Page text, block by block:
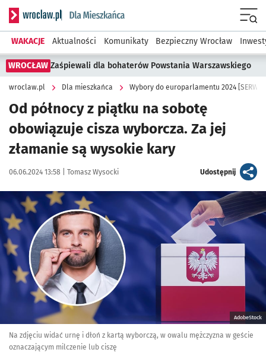
Serwis informacyjny wroclaw.pl podserwis: Dla mieszkańca
WAKACJE Aktualności Komunikaty Bezpieczny Wrocław
WROCŁAW Zaśpiewali dla bohaterów Powstania Warszawskiego
wroclaw.pl Dla mieszkańca Wybory do europarlamentu 2024 [SERWIS
Od północy z piątku na sobotę
obowiązuje cisza wyborcza. Za jej
złamanie są wysokie kary
Data publikacji:
06.06.2024 13:58 | Autor:
Tomasz Wysocki Udostępnijartykuł
Kliknij, aby powiększyć
AdobeStock
Na zdjęciu widać urnę i dłoń z kartą wyborczą, w owalu mężczyzna w geście
oznaczającym milczenie lub ciszę